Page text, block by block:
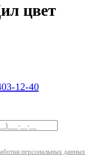
цвет
12-40
персональных данных